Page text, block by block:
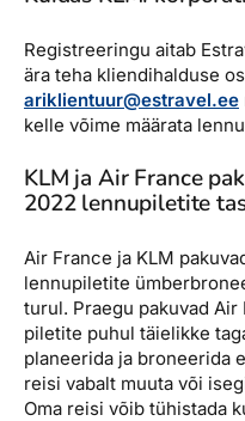
Registreeringu aitab
ära teha kliendihalduse
ariklientuur@estravel.ee
kelle võime määrata
KLM ja Air France
2022 lennupiletite
Air France ja KLM
lennupiletite
turul. Praegu pakuvad
piletite puhul täielikke
planeerida ja broneerida
reisi vabalt muuta või
Oma reisi võib tühistada